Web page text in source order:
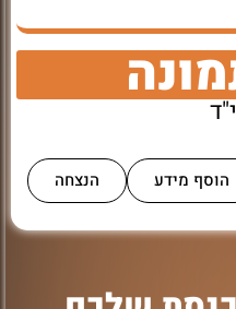
הוסף מידע הנצחה